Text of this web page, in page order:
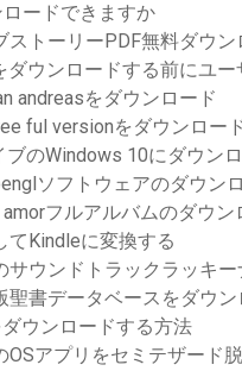
ードできますか
ストーリーPDF無料ダウン
ダウンロードする前にユ
andreasをダウンロード
ful versionをダウンロー
ブのWindows 10にダウン
ソフトウェアのダウン
amorフルアルバムのダウ
てKindleに変換する
サウンドトラックラッキ
聖書データベースをダウン
ウンロードする方法
OSアプリをセミテザード